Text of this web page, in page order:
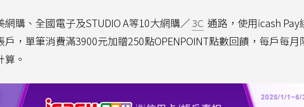
購、全國電子及STUDIO A等10大網購／3C 通路，使用icash Pay
戶，單筆消費滿3900元加贈250點OPENPOINT點數回饋，每戶每月
。